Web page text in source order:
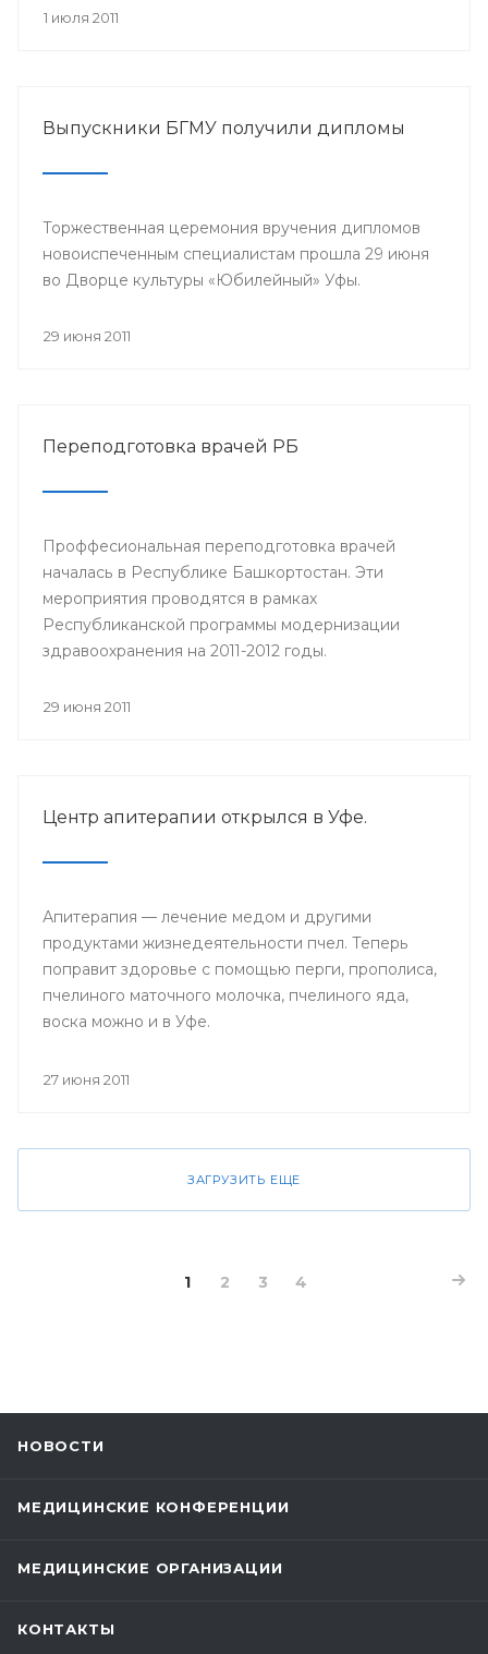
поля на голубом поле, в центре размещается
работу, страховой стаж и средний заработок.
1 июля 2011
Выпускники БГМУ получили дипломы
Торжественная церемония вручения дипломов
новоиспеченным специалистам прошла 29 июня
во Дворце культуры «Юбилейный» Уфы.
29 июня 2011
Переподготовка врачей РБ
Проффесиональная переподготовка врачей
началась в Республике Башкортостан. Эти
мероприятия проводятся в рамках
Республиканской программы модернизации
здравоохранения на 2011-2012 годы.
29 июня 2011
Центр апитерапии открылся в Уфе.
Апитерапия — лечение медом и другими
продуктами жизнедеятельности пчел. Теперь
поправит здоровье с помощью перги, прополиса,
пчелиного маточного молочка, пчелиного яда,
воска можно и в Уфе.
27 июня 2011
ЗАГРУЗИТЬ ЕЩЕ
1 2 3 4
НОВОСТИ
МЕДИЦИНСКИЕ КОНФЕРЕНЦИИ
МЕДИЦИНСКИЕ ОРГАНИЗАЦИИ
КОНТАКТЫ